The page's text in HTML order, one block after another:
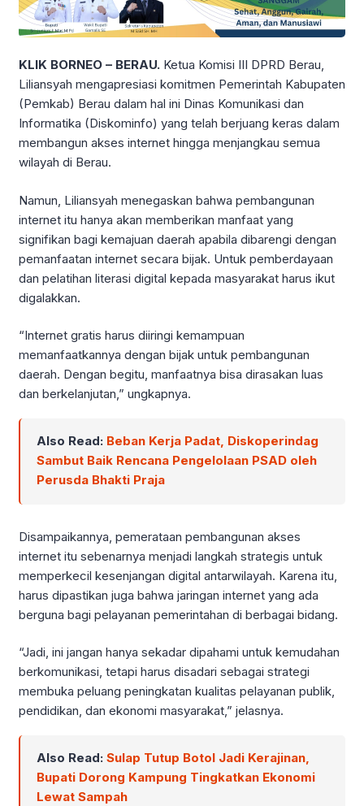
KLIK BORNEO – BERAU. Ketua Komisi III DPRD Berau,
Liliansyah mengapresiasi komitmen Pemerintah Kabupaten
(Pemkab) Berau dalam hal ini Dinas Komunikasi dan
Informatika (Diskominfo) yang telah berjuang keras dalam
membangun akses internet hingga menjangkau semua
wilayah di Berau.
Namun, Liliansyah menegaskan bahwa pembangunan
internet itu hanya akan memberikan manfaat yang
signifikan bagi kemajuan daerah apabila dibarengi dengan
pemanfaatan internet secara bijak. Untuk pemberdayaan
dan pelatihan literasi digital kepada masyarakat harus ikut
digalakkan.
“Internet gratis harus diiringi kemampuan
memanfaatkannya dengan bijak untuk pembangunan
daerah. Dengan begitu, manfaatnya bisa dirasakan luas
dan berkelanjutan,” ungkapnya.
Also Read: Beban Kerja Padat, Diskoperindag
Sambut Baik Rencana Pengelolaan PSAD oleh
Perusda Bhakti Praja
Disampaikannya, pemerataan pembangunan akses
internet itu sebenarnya menjadi langkah strategis untuk
memperkecil kesenjangan digital antarwilayah. Karena itu,
harus dipastikan juga bahwa jaringan internet yang ada
berguna bagi pelayanan pemerintahan di berbagai bidang.
“Jadi, ini jangan hanya sekadar dipahami untuk kemudahan
berkomunikasi, tetapi harus disadari sebagai strategi
membuka peluang peningkatan kualitas pelayanan publik,
pendidikan, dan ekonomi masyarakat,” jelasnya.
Also Read: Sulap Tutup Botol Jadi Kerajinan,
Bupati Dorong Kampung Tingkatkan Ekonomi
Lewat Sampah